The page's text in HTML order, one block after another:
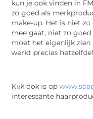
kun je ook vinden in
zo goed als
make-up. Het is niet
mee gaat, niet zo
moet het eigenlijk
werkt precies hetzelfde!
Kijk ook is op
interessante